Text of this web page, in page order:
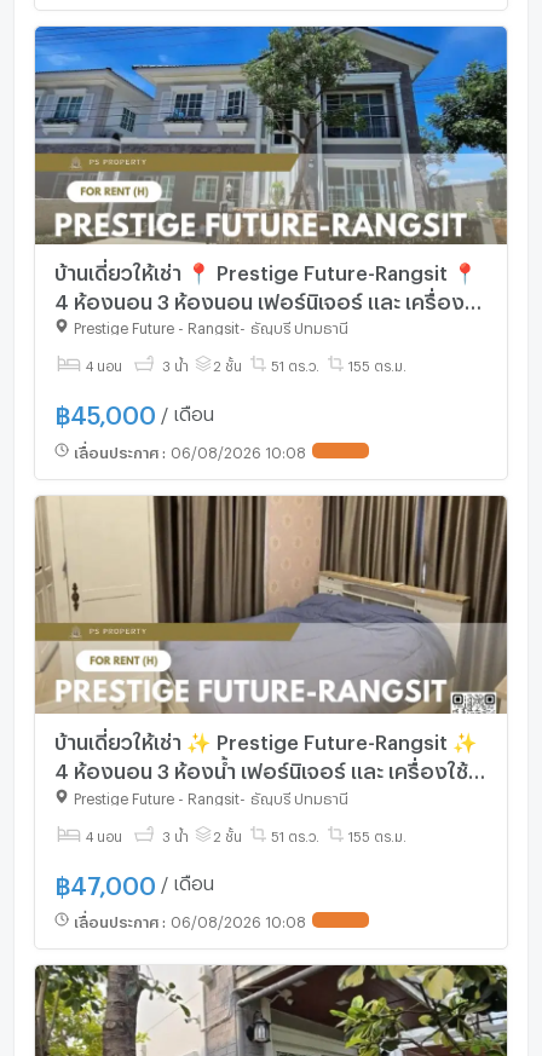
บ้านเดี่ยวให้เช่า 📍 Prestige Future-Rangsit 📍
4 ห้องนอน 3 ห้องนอน เฟอร์นิเจอร์ และ เครื่องใช้
ไฟฟ้าครบ
Prestige Future - Rangsit- ธัญบุรี ปทุมธานี
4 นอน 3 น้ำ 2 ชั้น 51 ตร.ว. 155 ตร.ม.
฿ 45,000 / เดือน
เลื่อนประกาศ : 06/08/2026 10:08
บ้านเดี่ยวให้เช่า ✨ Prestige Future-Rangsit ✨
4 ห้องนอน 3 ห้องน้ำ เฟอร์นิเจอร์ และ เครื่องใช้
ไฟฟ้าครบ
Prestige Future - Rangsit- ธัญบุรี ปทุมธานี
4 นอน 3 น้ำ 2 ชั้น 51 ตร.ว. 155 ตร.ม.
฿ 47,000 / เดือน
เลื่อนประกาศ : 06/08/2026 10:08